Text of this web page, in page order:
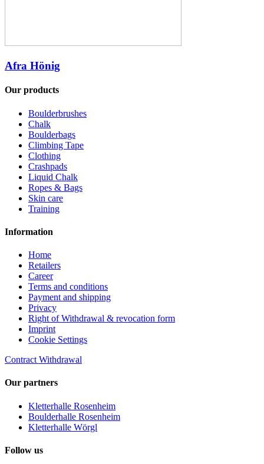
Afra Hönig
Our products
Boulderbrushes
Chalk
Boulderbags
Climbing Tape
Clothing
Crashpads
Liquid Chalk
Ropes & Bags
Skin care
Training
Information
Home
Retailers
Career
Terms and conditions
Payment and shipping
Privacy
Right of Withdrawal & revocation form
Imprint
Cookie Settings
Contract Withdrawal
Our partners
Kletterhalle Rosenheim
Boulderhalle Rosenheim
Kletterhalle Wörgl
Follow us